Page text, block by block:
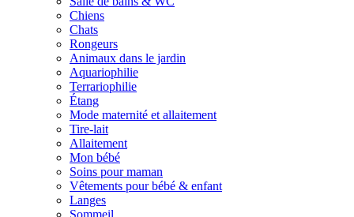
Chiens
Chats
Rongeurs
Animaux dans le jardin
Aquariophilie
Terrariophilie
Étang
Mode maternité et allaitement
Tire-lait
Allaitement
Mon bébé
Soins pour maman
Vêtements pour bébé & enfant
Langes
Sommeil